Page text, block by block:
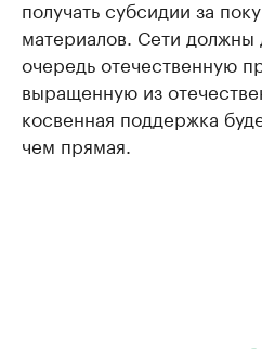
получать субсидии за
материалов. Сети должны
очередь отечественную
выращенную из
косвенная поддержка
чем прямая.